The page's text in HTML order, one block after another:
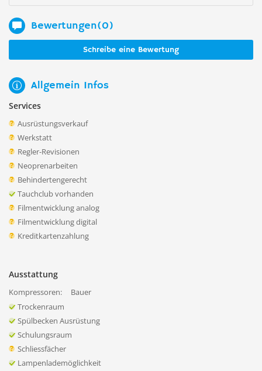
Bewertungen(0)
Schreibe eine Bewertung
Allgemein Infos
Services
Ausrüstungsverkauf
Werkstatt
Regler-Revisionen
Neoprenarbeiten
Behindertengerecht
Tauchclub vorhanden
Filmentwicklung analog
Filmentwicklung digital
Kreditkartenzahlung
Ausstattung
Kompressoren:
Bauer
Trockenraum
Spülbecken Ausrüstung
Schulungsraum
Schliessfächer
Lampenlademöglichkeit